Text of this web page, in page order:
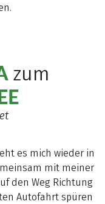
zum
es mich wieder in
mit meiner
den Weg Richtung
Autofahrt spüren